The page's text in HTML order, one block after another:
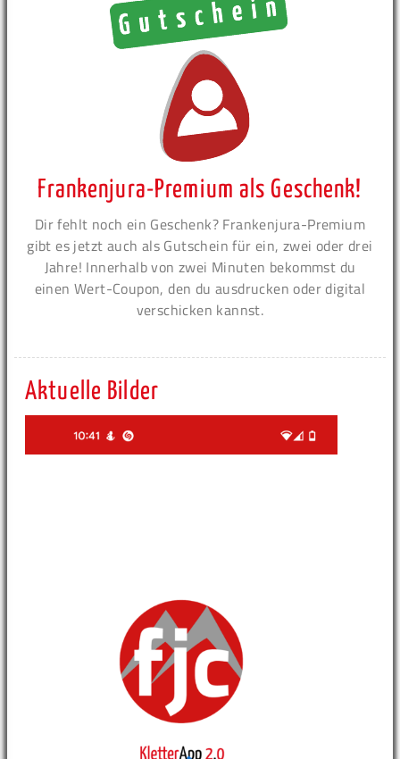
Frankenjura-Premium als Geschenk!
Dir fehlt noch ein Geschenk? Frankenjura-Premium
gibt es jetzt auch als Gutschein für ein, zwei oder drei
Jahre! Innerhalb von zwei Minuten bekommst du
einen Wert-Coupon, den du ausdrucken oder digital
verschicken kannst.
Aktuelle Bilder